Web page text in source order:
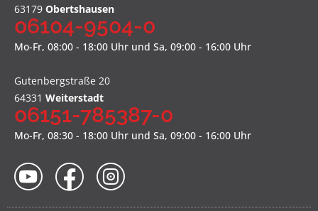
63179 Obertshausen
06104-9504-0
Mo-Fr, 08:00 - 18:00 Uhr und Sa, 09:00 - 16:00 Uhr
Gutenbergstraße 20
64331 Weiterstadt
06151-785387-0
Mo-Fr, 08:30 - 18:00 Uhr und Sa, 09:00 - 16:00 Uhr